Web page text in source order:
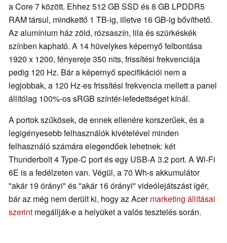
a Core 7 között. Ehhez 512 GB SSD és 8 GB LPDDR5
RAM társul, mindkettő 1 TB-ig, illetve 16 GB-ig bővíthető.
Az alumínium ház zöld, rózsaszín, lila és szürkéskék
színben kapható. A 14 hüvelykes képernyő felbontása
1920 x 1200, fényereje 350 nits, frissítési frekvenciája
pedig 120 Hz. Bár a képernyő specifikációi nem a
legjobbak, a 120 Hz-es frissítési frekvencia mellett a panel
állítólag 100%-os sRGB színtér-lefedettséget kínál.
A portok szűkösek, de ennek ellenére korszerűek, és a
legigényesebb felhasználók kivételével minden
felhasználó számára elegendőek lehetnek: két
Thunderbolt 4 Type-C port és egy USB-A 3.2 port. A Wi-Fi
6E is a fedélzeten van. Végül, a 70 Wh-s akkumulátor
"akár 19 órányi" és "akár 16 órányi" videólejátszást ígér,
bár az még nem derült ki, hogy az Acermarketing állításai
szerint megállják-e a helyüket a valós tesztelés során.